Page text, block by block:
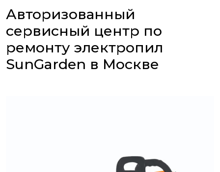
Авторизованный
сервисный центр по
ремонту электропил
SunGarden в Москве